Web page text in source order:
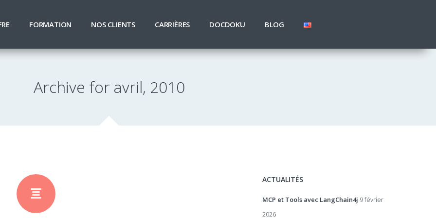
FORMATION NOS CLIENTS CARRIÈRES DOCDOKU BLOG
Archive for avril, 2010
ACTUALITÉS
MCP et Tools avec LangChain4j 9 février
2026